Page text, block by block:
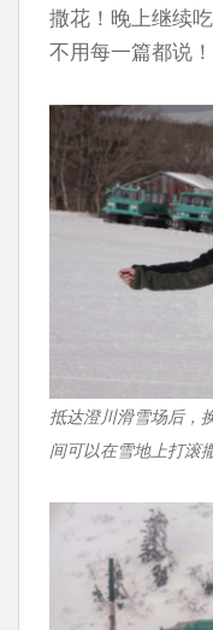
撒花！晚上继续
不用每一篇都说！
抵达澄川滑雪场后，
间可以在雪地上打滚